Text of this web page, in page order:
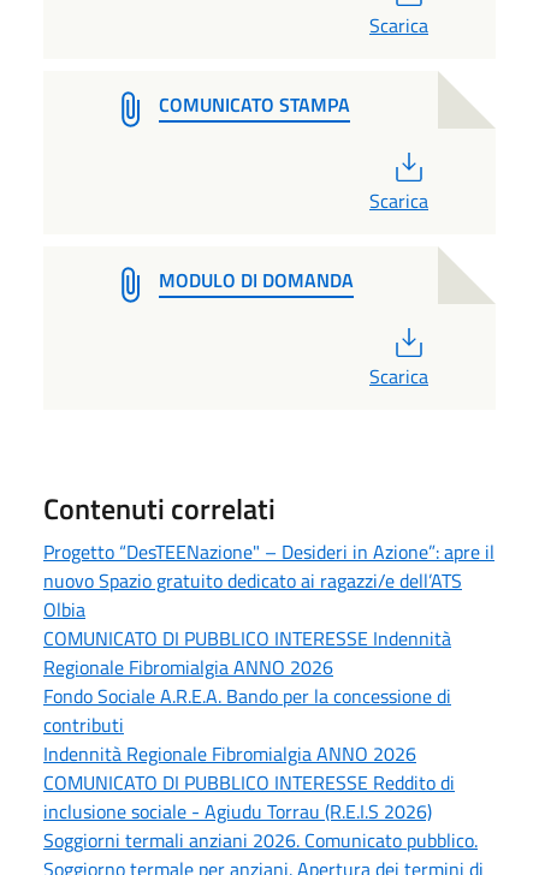
Scarica
COMUNICATO STAMPA
Scarica
MODULO DI DOMANDA
Scarica
Contenuti correlati
Progetto “DesTEENazione" – Desideri in Azione”: apre il
nuovo Spazio gratuito dedicato ai ragazzi/e dell’ATS
Olbia
COMUNICATO DI PUBBLICO INTERESSE Indennità
Regionale Fibromialgia ANNO 2026
Fondo Sociale A.R.E.A. Bando per la concessione di
contributi
Indennità Regionale Fibromialgia ANNO 2026
COMUNICATO DI PUBBLICO INTERESSE Reddito di
inclusione sociale - Agiudu Torrau (R.E.I.S 2026)
Soggiorni termali anziani 2026. Comunicato pubblico.
Soggiorno termale per anziani. Apertura dei termini di